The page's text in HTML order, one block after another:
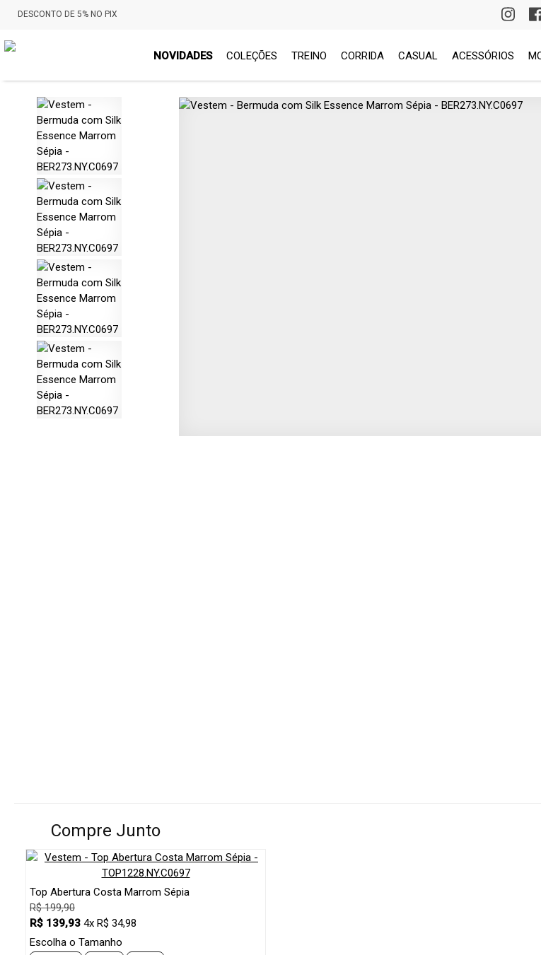
DESCONTO DE 5% NO PIX PRIMEIRA
NOVIDADES COLEÇÕES TREINO CORRIDA CASUAL ACESSÓRIOS
Compre Junto
Top Abertura Costa Marrom Sépia
R$ 199,90
R$ 139,93 4x R$ 34,98
Escolha o Tamanho